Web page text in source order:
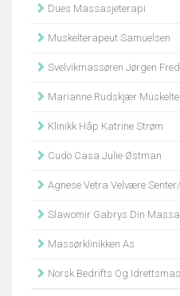
Dues Massasjeterapi
Muskelterapeut Samuelsen
Svelvikmassøren Jørgen
Marianne Rudskjær
Klinikk Håp Katrine Strøm
Cudo Casa Julie Østman
Agnese Vetra Velvære
Slawomir Gabrys Din
Massørklinikken As
Norsk Bedrifts Og